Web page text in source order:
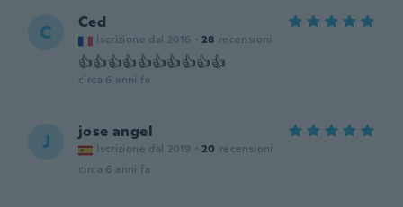
C Ced
Iscrizione dal 2016 · 28 recensioni
👍👍👍👍👍👍👍👍👍👍
circa 6 anni fa
J jose angel
Iscrizione dal 2019 · 20 recensioni
circa 6 anni fa